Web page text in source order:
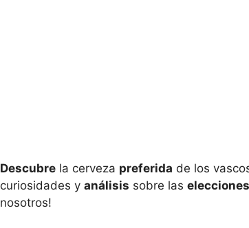
Descubre la cerveza preferida de los
curiosidades y análisis sobre las elecciones
nosotros!